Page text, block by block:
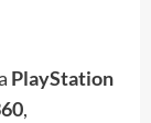
PlayStation
,